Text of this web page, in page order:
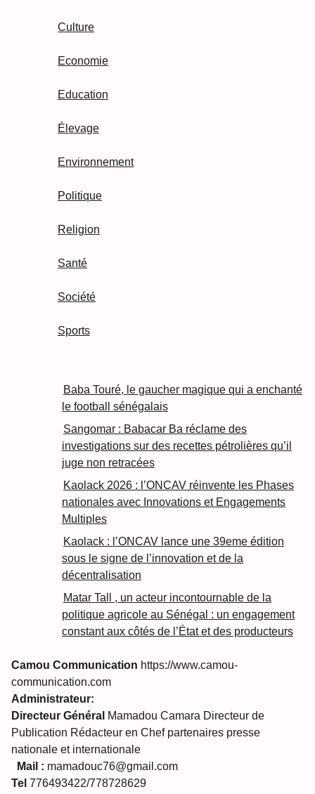
Culture
Economie
Education
Élevage
Environnement
Politique
Religion
Santé
Société
Sports
Baba Touré, le gaucher magique qui a enchanté
le football sénégalais
Sangomar : Babacar Ba réclame des
investigations sur des recettes pétrolières qu’il
juge non retracées
Kaolack 2026 : l’ONCAV réinvente les Phases
nationales avec Innovations et Engagements
Multiples
Kaolack : l’ONCAV lance une 39eme édition
sous le signe de l’innovation et de la
décentralisation
Matar Tall , un acteur incontournable de la
politique agricole au Sénégal : un engagement
constant aux côtés de l’État et des producteurs
Camou Communication https://www.camou-
communication.com
Administrateur:
Directeur Général Mamadou Camara Directeur de
Publication Rédacteur en Chef partenaires presse
nationale et internationale
Mail : mamadouc76@gmail.com
Tel 776493422/778728629